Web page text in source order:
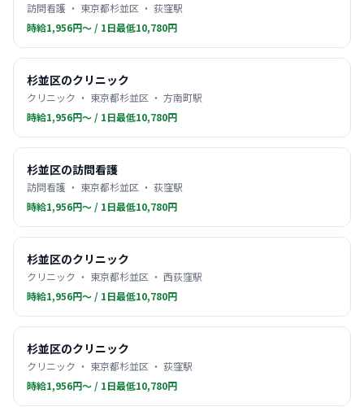
訪問看護 ・ 東京都杉並区 ・ 荻窪駅
時給1,956円〜 / 1日最低10,780円
杉並区のクリニック
クリニック ・ 東京都杉並区 ・ 方南町駅
時給1,956円〜 / 1日最低10,780円
杉並区の訪問看護
訪問看護 ・ 東京都杉並区 ・ 荻窪駅
時給1,956円〜 / 1日最低10,780円
杉並区のクリニック
クリニック ・ 東京都杉並区 ・ 西荻窪駅
時給1,956円〜 / 1日最低10,780円
杉並区のクリニック
クリニック ・ 東京都杉並区 ・ 荻窪駅
時給1,956円〜 / 1日最低10,780円